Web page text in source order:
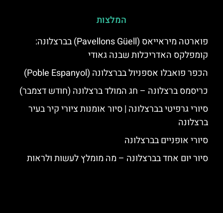
המלצות
פוארטה מיראייאס (Pavellons Güell) בברצלונה:
קומפלקס האדריכלות שבנה גאודי
הכפר פואבלו אספניול בברצלונה (Poble Espanyol)
כריסמס ברצלונה – חג המולד ברצלונה (חודש דצמבר)
סיורי גרפיטי בברצלונה | סיור אומנות ציורי קיר בעיר
ברצלונה
סיורי אופניים בברצלונה
סיור יום אחד בברצלונה – מה מומלץ לעשות ולראות